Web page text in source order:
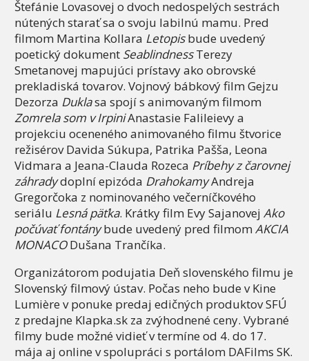
Štefánie Lovasovej o dvoch nedospelých sestrách
nútených starať sa o svoju labilnú mamu. Pred
filmom Martina Kollara Letopisbude uvedený
poetický dokument SeablindnessTerezy
Smetanovej mapujúci prístavy ako obrovské
prekladiská tovarov. Vojnový bábkový film Gejzu
Dezorza Duklasa spojí s animovaným filmom
Zomrela som v IrpiniAnastasie Falileievy a
projekciu oceneného animovaného filmu štvorice
režisérov Davida Súkupa, Patrika Pašša, Leona
Vidmara a Jeana-Clauda Rozeca Príbehy z čarovnej
záhradydoplní epizóda DrahokamyAndreja
Gregorčoka z nominovaného večerníčkového
seriálu Lesná päťka. Krátky film Evy Sajanovej Ako
počúvať fontánybude uvedený pred filmom AKCIA
MONACODušana Trančíka.
Organizátorom podujatia Deň slovenského filmu je
Slovenský filmový ústav. Počas neho bude v Kine
Lumière v ponuke predaj edičných produktov SFÚ
z predajne Klapka.sk za zvýhodnené ceny. Vybrané
filmy bude možné vidieť v termíne od 4. do 17.
mája aj online v spolupráci s portálom DAFilms SK.